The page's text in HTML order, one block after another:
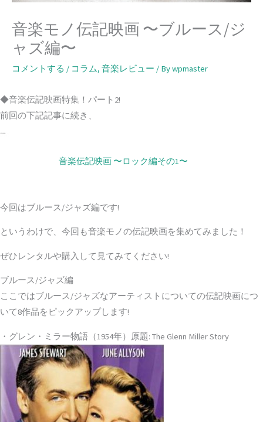
音楽モノ伝記映画 〜ブルース/ジ
ャズ編〜
コメントする / コラム, 音楽レビュー / Bywpmaster
◆音楽伝記映画特集！パート2!
前回の下記記事に続き、
音楽伝記映画 〜ロック編その1〜
今回はブルース/ジャズ編です!
というわけで、今回も音楽モノの伝記映画を集めてみました！
ぜひレンタルや購入して見てみてください!
ブルース/ジャズ編
ここではブルース/ジャズなアーティストについての伝記映画につ
いて8作品をピックアップします!
・グレン・ミラー物語（1954年）原題: The Glenn Miller Story